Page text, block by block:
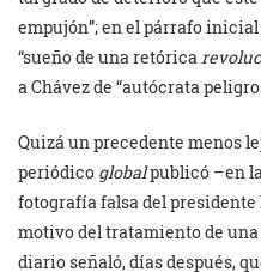
empujón”; en el párrafo
“sueño de una retórica
a Chávez de “autócrata
Quizá un precedente menos
periódico globalpublicó –en
fotografía falsa del presidente
motivo del tratamiento de
diario señaló, días después,